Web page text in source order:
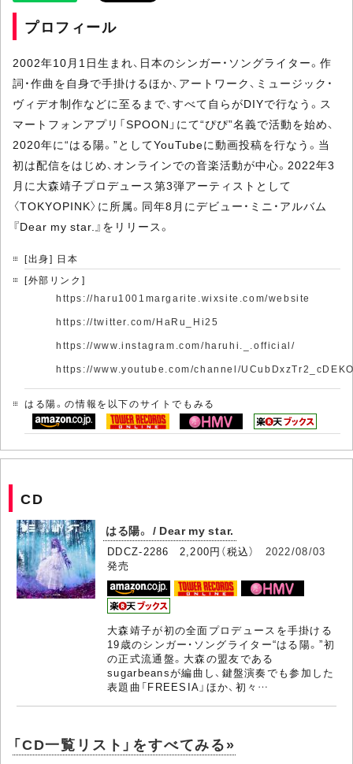
プロフィール
2002年10月1日生まれ、日本のシンガー・ソングライター。作
詞・作曲を自身で手掛けるほか、アートワーク、ミュージック・
ヴィデオ制作などに至るまで、すべて自らがDIYで行なう。ス
マートフォンアプリ「SPOON」にて“ぴぴ”名義で活動を始め、
2020年に“はる陽。”としてYouTubeに動画投稿を行なう。当
初は配信をはじめ、オンラインでの音楽活動が中心。2022年3
月に大森靖子プロデュース第3弾アーティストとして
〈TOKYOPINK〉に所属。同年8月にデビュー・ミニ・アルバム
『Dear my star.』をリリース。
[出身] 日本
[外部リンク]
https://haru1001margarite.wixsite.com/website
https://twitter.com/HaRu_Hi25
https://www.instagram.com/haruhi._.official/
https://www.youtube.com/channel/
はる陽。の情報を以下のサイトでもみる
CD
はる陽。 / Dear my star.
DDCZ-2286 2,200円（税込） 2022/08/03
発売
大森靖子が初の全面プロデュースを手掛ける
19歳のシンガー・ソングライター“はる陽。”初
の正式流通盤。大森の盟友である
sugarbeansが編曲し、鍵盤演奏でも参加した
表題曲「FREESIA」ほか、初々…
「CD一覧リスト」をすべてみる»